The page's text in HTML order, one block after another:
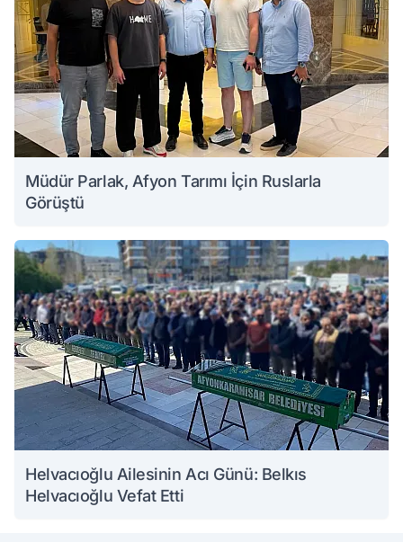
Müdür Parlak, Afyon Tarımı İçin Ruslarla
Görüştü
Helvacıoğlu Ailesinin Acı Günü: Belkıs
Helvacıoğlu Vefat Etti